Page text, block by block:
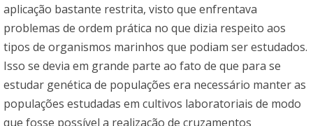
aplicação bastante restrita, visto que enfrentava
problemas de ordem prática no que dizia respeito aos
tipos de organismos marinhos que podiam ser estudados.
Isso se devia em grande parte ao fato de que para se
estudar genética de populações era necessário manter as
populações estudadas em cultivos laboratoriais de modo
que fosse possível a realização de cruzamentos